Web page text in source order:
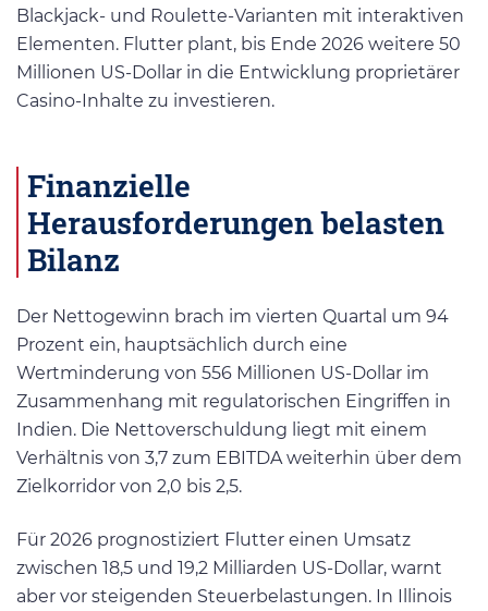
Blackjack- und Roulette-Varianten mit interaktiven
Elementen. Flutter plant, bis Ende 2026 weitere 50
Millionen US-Dollar in die Entwicklung proprietärer
Casino-Inhalte zu investieren.
Finanzielle
Herausforderungen belasten
Bilanz
Der Nettogewinn brach im vierten Quartal um 94
Prozent ein, hauptsächlich durch eine
Wertminderung von 556 Millionen US-Dollar im
Zusammenhang mit regulatorischen Eingriffen in
Indien. Die Nettoverschuldung liegt mit einem
Verhältnis von 3,7 zum EBITDA weiterhin über dem
Zielkorridor von 2,0 bis 2,5.
Für 2026 prognostiziert Flutter einen Umsatz
zwischen 18,5 und 19,2 Milliarden US-Dollar, warnt
aber vor steigenden Steuerbelastungen. In Illinois